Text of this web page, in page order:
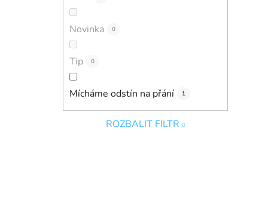
Novinka 0
Tip 0
Mícháme odstín na přání 1
ROZBALIT FILTR